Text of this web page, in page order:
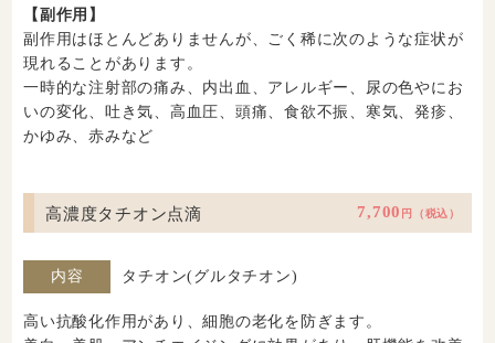
【副作用】
副作用はほとんどありませんが、ごく稀に次のような症状が
現れることがあります。
一時的な注射部の痛み、内出血、アレルギー、尿の色やにお
いの変化、吐き気、高血圧、頭痛、食欲不振、寒気、発疹、
かゆみ、赤みなど
高濃度タチオン点滴 7,700 円（税込）
内容 タチオン(グルタチオン)
高い抗酸化作用があり、細胞の老化を防ぎます。